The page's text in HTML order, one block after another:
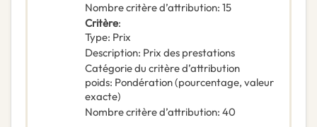
Nombre critère d’attribution: 15
Critère:
Type: Prix
Description: Prix des prestations
Catégorie du critère d’attribution
poids: Pondération (pourcentage, valeur
exacte)
Nombre critère d’attribution: 40